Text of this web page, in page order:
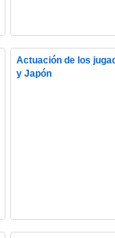
Actuación de los
y Japón